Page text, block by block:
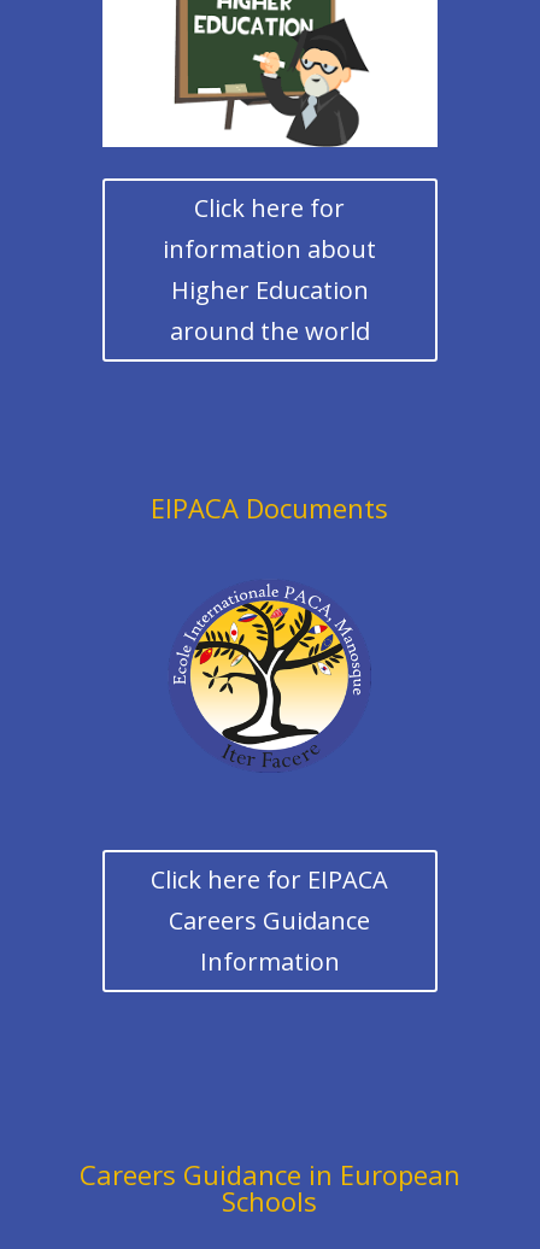
Click here for
information about
Higher Education
around the world
EIPACA Documents
Click here for EIPACA
Careers Guidance
Information
Careers Guidance in European
Schools